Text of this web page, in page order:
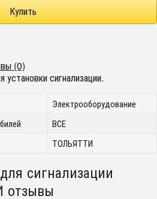
(0)
сигнализации.
Электрооборудование
ВСЕ
ТОЛЬЯТТИ
сигнализации
отзывы